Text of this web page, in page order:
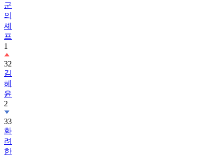
군
의
셰
프
1
32
김
혜
윤
2
33
화
려
한